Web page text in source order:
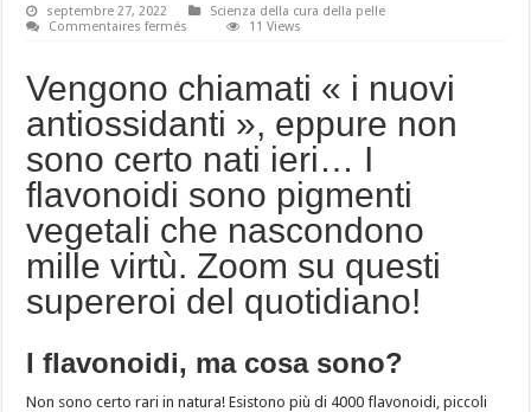
septembre 27, 2022
Scienza della cura della pelle
Commentaires fermés
ma
a
cosa
servono?
11 Views
Vengono chiamati « i nuovi
antiossidanti », eppure non
sono certo nati ieri… I
flavonoidi sono pigmenti
vegetali che nascondono
mille virtù. Zoom su questi
supereroi del quotidiano!
I flavonoidi, ma cosa sono?
Non sono certo rari in natura! Esistono più di 4000 flavonoidi, piccoli